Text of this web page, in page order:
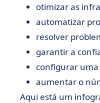
otimizar as
automatizar
resolver
garantir a
configurar
aumentar o
Aqui está um